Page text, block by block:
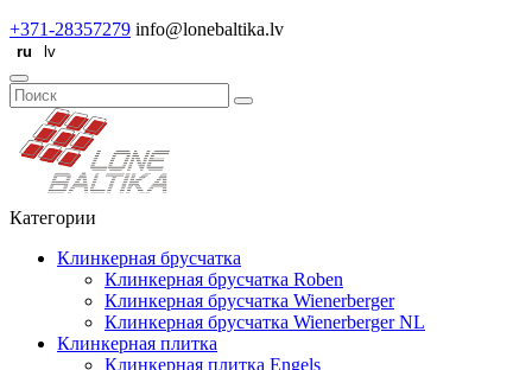
+371-28357279 info@lonebaltika.lv
Категории
Клинкерная брусчатка
Клинкерная брусчатка Roben
Клинкерная брусчатка Wienerberger
Клинкерная брусчатка Wienerberger NL
Клинкерная плитка
Клинкерная плитка Engels